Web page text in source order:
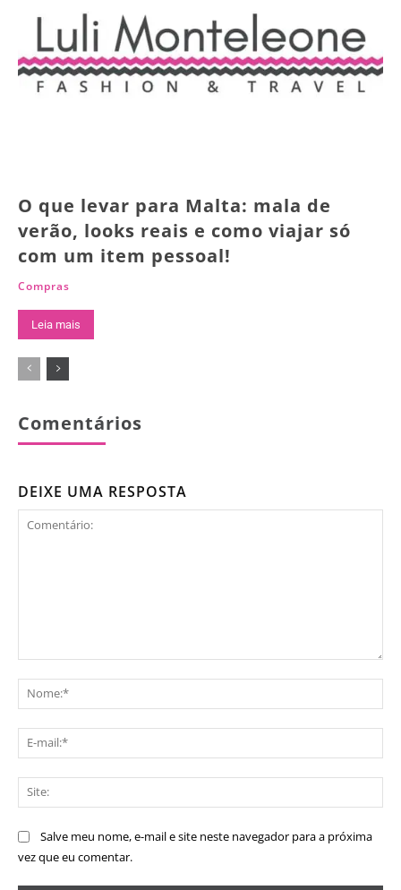
O que levar para Malta: mala de
verão, looks reais e como viajar só
com um item pessoal!
Compras
Leia mais
Comentários
DEIXE UMA RESPOSTA
Salve meu nome, e-mail e site neste navegador para a próxima
vez que eu comentar.